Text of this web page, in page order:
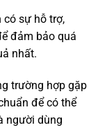
sự hỗ trợ,
đảm bảo quá
nhất.
trường hợp gặp
để có thể
người dùng